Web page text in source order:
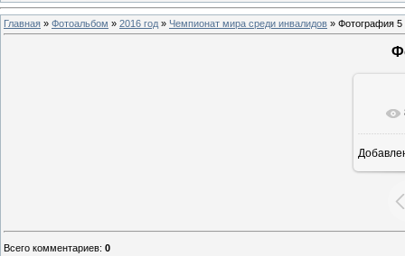
Главная » Фотоальбом » 2016 год » Чемпионат мира среди инвалидов » Фотография 5
Всего комментариев: 0